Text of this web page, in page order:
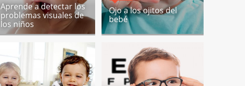
Aprende a detectar los
problemas visuales de
los niños
Ojo a los ojitos del
bebé